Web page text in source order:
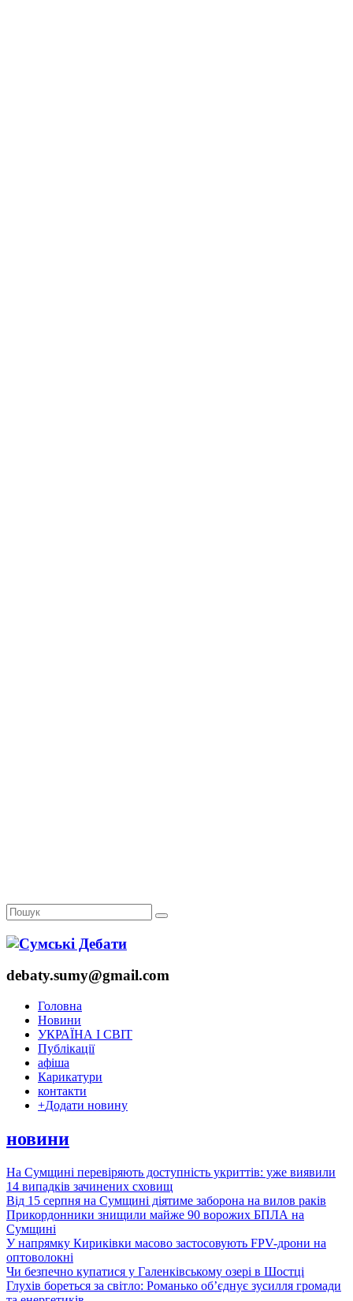
debaty.sumy@gmail.com
Головна
Новини
УКРАЇНА І СВІТ
Публікації
афіша
Карикатури
контакти
+Додати новину
новини
На Сумщині перевіряють доступність укриттів: уже виявили
14 випадків зачинених сховищ
Від 15 серпня на Сумщині діятиме заборона на вилов раків
Прикордонники знищили майже 90 ворожих БПЛА на
Сумщині
У напрямку Кириківки масово застосовують FPV-дрони на
оптоволокні
Чи безпечно купатися у Галенківському озері в Шостці
Глухів бореться за світло: Романько об’єднує зусилля громади